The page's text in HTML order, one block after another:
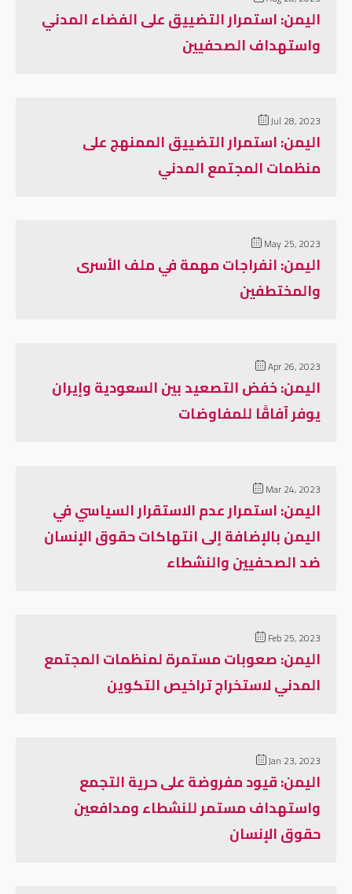
اليمن: استمرار التضييق على الفضاء المدني
واستهداف الصحفيين
Jul 28, 2023
اليمن: استمرار التضييق الممنهج على
منظمات المجتمع المدني
May 25, 2023
اليمن: انفراجات مهمة في ملف الأسرى
والمختطفين
Apr 26, 2023
اليمن: خفض التصعيد بين السعودية وإيران
يوفر آفاقًا للمفاوضات
Mar 24, 2023
اليمن: استمرار عدم الاستقرار السياسي في
اليمن بالإضافة إلى انتهاكات حقوق الإنسان
ضد الصحفيين والنشطاء
Feb 25, 2023
اليمن: صعوبات مستمرة لمنظمات المجتمع
المدني لاستخراج تراخيص التكوين
Jan 23, 2023
اليمن: قيود مفروضة على حرية التجمع
واستهداف مستمر للنشطاء ومدافعين
حقوق الإنسان